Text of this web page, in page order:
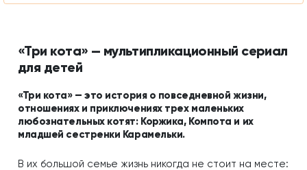
«Три кота» — мультипликационный сериал
для детей
«Три кота» — это история о повседневной жизни,
отношениях и приключениях трех маленьких
любознательных котят: Коржика, Компота и их
младшей сестренки Карамельки.
В их большой семье жизнь никогда не стоит на месте: